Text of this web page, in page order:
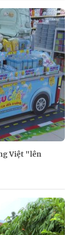
Việt "lên